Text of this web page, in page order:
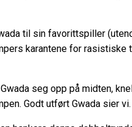
til sin favorittspiller
karantene for
seg opp på midten,
Godt utført Gwada sier